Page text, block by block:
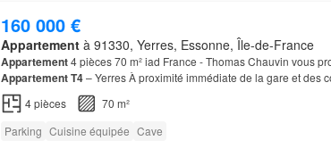
160 000 €
Appartementà 91330, Yerres, Essonne, Île-de-France
Appartement4 pièces 70 m² iad France - Thomas Chauvin vous
Appartement T4– Yerres À proximité immédiate de la gare et des
découvrez ce belappartement
4pièces
70 m²
Parking Cuisine équipée Cave